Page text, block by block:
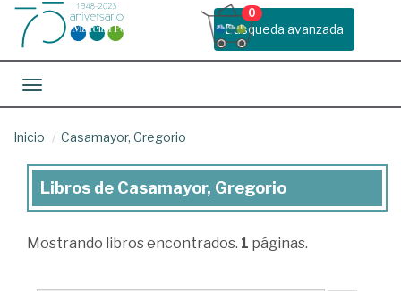
Busqueda avanzada
0
Toggle navigation
Inicio Casamayor, Gregorio
Libros
Casamayor,
Libros de Casamayor, Gregorio
Mostrando libros encontrados. 1 páginas.